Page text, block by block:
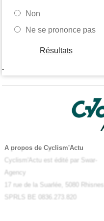
Non
Ne se prononce pas
Résultats
-
A propos de Cyclism'Actu
Cyclism'Actu est édité par Swar-
Agency
17 rue de la Suarlée, 5080 Rhisnes
SPRLS BE 0836.273.820